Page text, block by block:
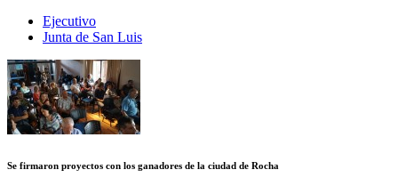
Ejecutivo
Junta de San Luis
Se firmaron proyectos con los ganadores de la ciudad de Rocha